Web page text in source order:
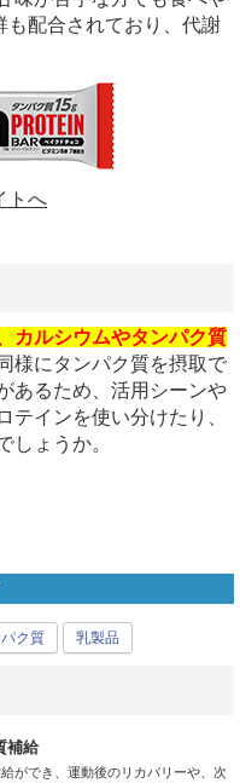
も配合されており、代謝
トへ
カルシウムやタンパク質
様にタンパク質を摂取で
あるため、活用シーンや
テインを使い分けたり、
しょうか。
ク質 乳製品
補給
ができ、運動後のリカバリーや、次